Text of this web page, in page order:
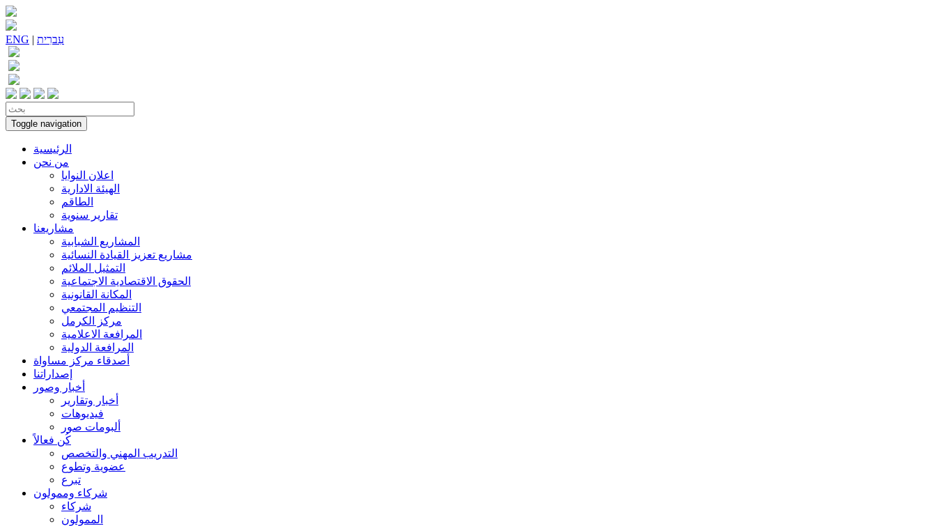
ENG | עִברִית
Toggle navigation
الرئيسية
من نحن
اعلان النوايا
الهيئة الادارية
الطاقم
تقارير سنوية
مشاريعنا
المشاريع الشبابية
مشاريع تعزيز القيادة النسائية
التمثيل الملائم
الحقوق الاقتصادية الاجتماعية
المكانة القانونية
التنظيم المجتمعي
مركز الكرمل
المرافعة الاعلامية
المرافعة الدولية
أصدقاء مركز مساواة
إصداراتنا
أخبار وصور
أخبار وتقارير
فيديوهات
ألبومات صور
كُن فعالاً
التدريب المهني والتخصص
عضوية وتطوع
تبرع
شركاء وممولون
شركاء
الممولون